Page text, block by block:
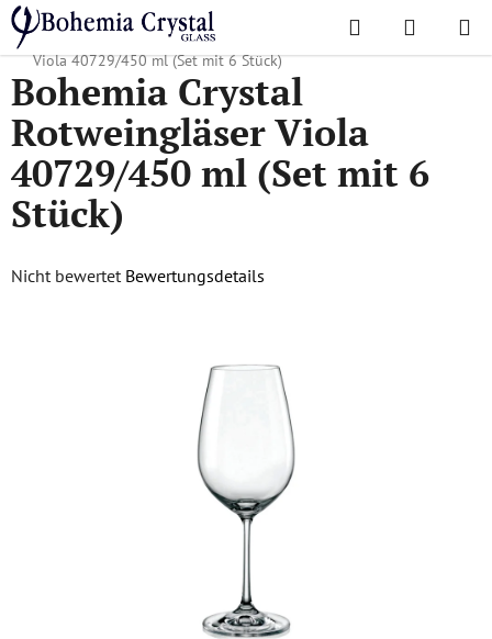
Zum
Inhalt
springen
Suchen
Startseite
/ Lieblingskollektionen /
Bohemia Crystal Rotweingläser
Viola 40729/450 ml (Set mit 6 Stück)
Bohemia Crystal
Rotweingläser Viola
40729/450 ml (Set mit 6
Stück)
Die
Nicht bewertet Bewertungsdetails